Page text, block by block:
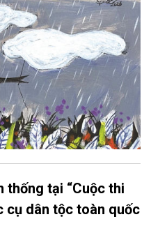
thống tại “Cuộc thi
cụ dân tộc toàn quốc